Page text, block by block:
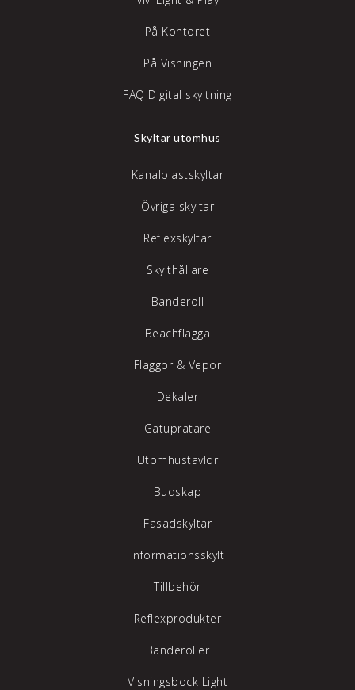
På Kontoret
På Visningen
FAQ Digital skyltning
Skyltar utomhus
Kanalplastskyltar
Övriga skyltar
Reflexskyltar
Skylthållare
Banderoll
Beachflagga
Flaggor & Vepor
Dekaler
Gatupratare
Utomhustavlor
Budskap
Fasadskyltar
Informationsskylt
Tillbehör
Reflexprodukter
Banderoller
Visningsbock Light